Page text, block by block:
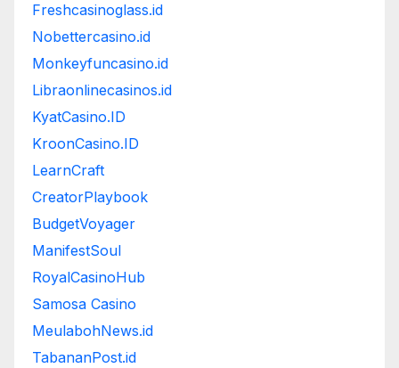
Freshcasinoglass.id
Nobettercasino.id
Monkeyfuncasino.id
Libraonlinecasinos.id
KyatCasino.ID
KroonCasino.ID
LearnCraft
CreatorPlaybook
BudgetVoyager
ManifestSoul
RoyalCasinoHub
Samosa Casino
MeulabohNews.id
TabananPost.id